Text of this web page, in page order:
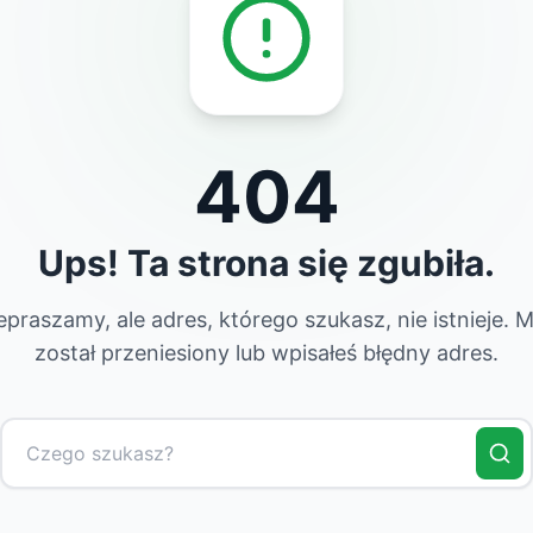
404
Ups! Ta strona się zgubiła.
ale adres, którego szukasz, nie istnieje.
został przeniesiony lub wpisałeś błędny adres.